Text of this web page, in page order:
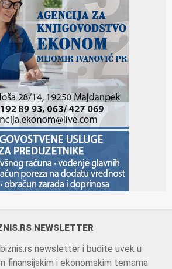
NEWSLETTER
newsletter i budite uvek u
finansijskim i ekonomskim temama